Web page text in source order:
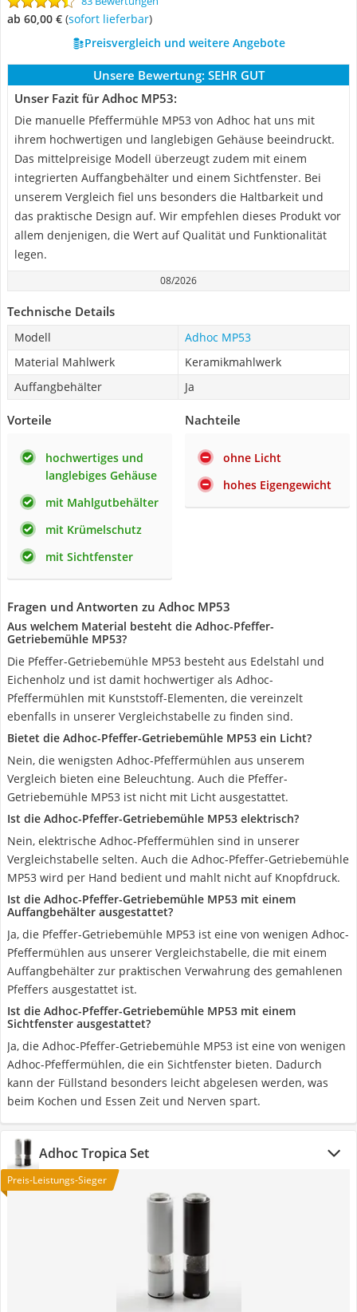
ab 60,00 € ( Sofort lieferbar)
Preisvergleich und weitere Angebote
Unsere Bewertung: SEHR GUT
Unser Fazit für Adhoc MP53:
Die manuelle Pfeffermühle MP53 von Adhoc hat uns mit
ihrem hochwertigen und langlebigen Gehäuse beeindruckt.
Das mittelpreisige Modell überzeugt zudem mit einem
integrierten Auffangbehälter und einem Sichtfenster. Bei
unserem Vergleich fiel uns besonders die Haltbarkeit und
das praktische Design auf. Wir empfehlen dieses Produkt vor
allem denjenigen, die Wert auf Qualität und Funktionalität
legen.
08/2026
Technische Details
Modell
Adhoc MP53
Material Mahlwerk
Keramikmahlwerk
Auffangbehälter
Ja
Vorteile
hochwertiges und
langlebiges Gehäuse
mit Mahlgutbehälter
mit Krümelschutz
mit Sichtfenster
Nachteile
ohne Licht
hohes Eigengewicht
Fragen und Antworten zu Adhoc MP53
Aus welchem Material besteht die Adhoc-Pfeffer-
Getriebemühle MP53?
Die Pfeffer-Getriebemühle MP53 besteht aus Edelstahl und
Eichenholz und ist damit hochwertiger als Adhoc-
Pfeffermühlen mit Kunststoff-Elementen, die vereinzelt
ebenfalls in unserer Vergleichstabelle zu finden sind.
Bietet die Adhoc-Pfeffer-Getriebemühle MP53 ein Licht?
Nein, die wenigsten Adhoc-Pfeffermühlen aus unserem
Vergleich bieten eine Beleuchtung. Auch die Pfeffer-
Getriebemühle MP53 ist nicht mit Licht ausgestattet.
Ist die Adhoc-Pfeffer-Getriebemühle MP53 elektrisch?
Nein, elektrische Adhoc-Pfeffermühlen sind in unserer
Vergleichstabelle selten. Auch die Adhoc-Pfeffer-Getriebemühle
MP53 wird per Hand bedient und mahlt nicht auf Knopfdruck.
Ist die Adhoc-Pfeffer-Getriebemühle MP53 mit einem
Auffangbehälter ausgestattet?
Ja, die Pfeffer-Getriebemühle MP53 ist eine von wenigen Adhoc-
Pfeffermühlen aus unserer Vergleichstabelle, die mit einem
Auffangbehälter zur praktischen Verwahrung des gemahlenen
Pfeffers ausgestattet ist.
Ist die Adhoc-Pfeffer-Getriebemühle MP53 mit einem
Sichtfenster ausgestattet?
Ja, die Adhoc-Pfeffer-Getriebemühle MP53 ist eine von wenigen
Adhoc-Pfeffermühlen, die ein Sichtfenster bieten. Dadurch
kann der Füllstand besonders leicht abgelesen werden, was
beim Kochen und Essen Zeit und Nerven spart.
Adhoc Tropica Set
Preis-Leistungs-Sieger